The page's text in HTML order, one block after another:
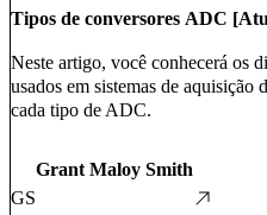
Tipos de conversores ADC
Neste artigo, você conhecerá os
usados em sistemas de aquisição
cada tipo de ADC.
GS
Grant Maloy Smith